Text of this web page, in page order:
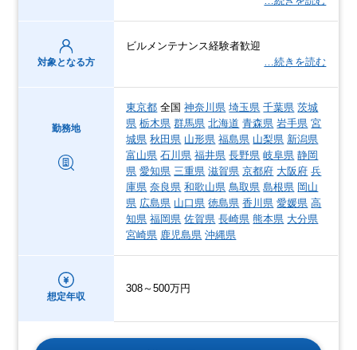
対象となる方
ビルメンテナンス経験者歓迎
…続きを読む
勤務地
東京都 全国神奈川県 埼玉県 千葉県 茨城
県 栃木県 群馬県 北海道 青森県 岩手県 宮
城県 秋田県 山形県 福島県 山梨県 新潟県
富山県 石川県 福井県 長野県 岐阜県 静岡
県 愛知県 三重県 滋賀県 京都府 大阪府 兵
庫県 奈良県 和歌山県 鳥取県 島根県 岡山
県 広島県 山口県 徳島県 香川県 愛媛県 高
知県 福岡県 佐賀県 長崎県 熊本県 大分県
宮崎県 鹿児島県 沖縄県
想定年収
308～500万円